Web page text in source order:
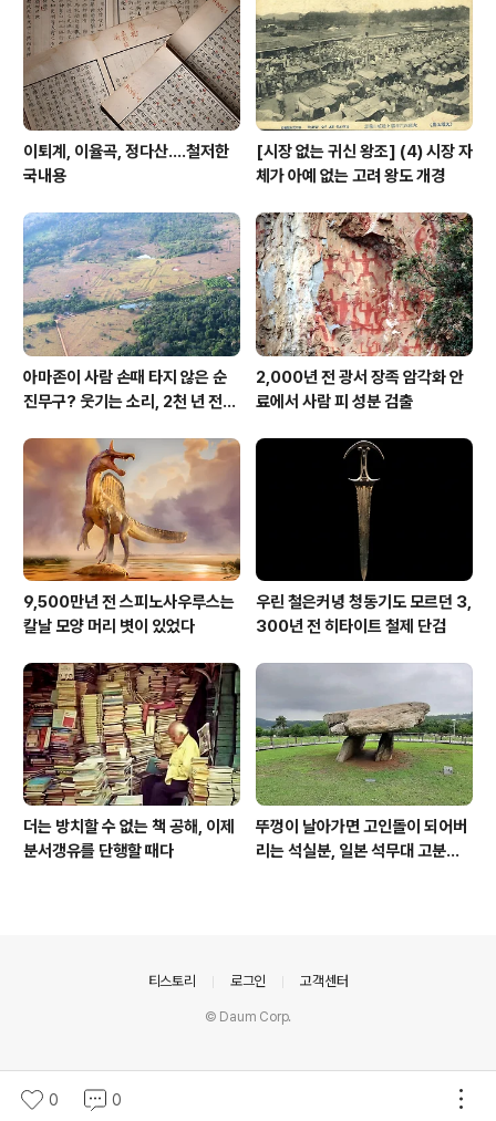
부처 중에서도 대빵 부처인 본존本尊은 나라奈良시대에
만든 큰 불상이라 해서 나라대불奈良大仏이라고도 하는
노사나불盧舎那仏입니다. 이 부처님이 동대사의 ..
이퇴계, 이율곡, 정다산....철저한
국내용
[시장 없는 귀신 왕조] (4) 시장 자
체가 아예 없는 고려 왕도 개경
아마존이 사람 손때 타지 않은 순
진무구? 웃기는 소리, 2천 년 전에
2,000년 전 광서 장족 암각화 안
료에서 사람 피 성분 검출
9,500만년 전 스피노사우루스는
칼날 모양 머리 볏이 있었다
우린 철은커녕 청동기도 모르던 3,
300년 전 히타이트 철제 단검
더는 방치할 수 없는 책 공해, 이제
분서갱유를 단행할 때다
뚜껑이 날아가면 고인돌이 되어버
리는 석실분, 일본 석무대 고분의
0 0
티스토리 로그인 고객센터
© Daum Corp.